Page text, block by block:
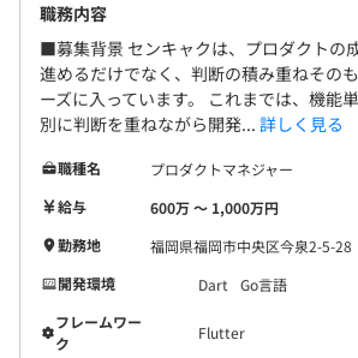
職務内容
■募集背景 センキャクは、プロダクトの
進めるだけでなく、判断の積み重ねその
ーズに入っています。 これまでは、機能
別に判断を重ねながら開発... 詳しく見る
職種名
プロダクトマネジャー
給与
600万 〜 1,000万円
勤務地
福岡県福岡市中央区今泉2-5-28
開発環境
Dart
Go言語
フレームワー
ク
Flutter